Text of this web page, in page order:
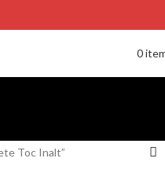
0
Toc Inalt”